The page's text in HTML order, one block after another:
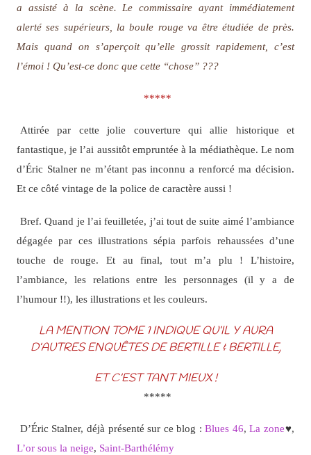
a assisté à la scène. Le commissaire ayant immédiatement
alerté ses supérieurs, la boule rouge va être étudiée de près.
Mais quand on s’aperçoit qu’elle grossit rapidement, c’est
l’émoi ! Qu’est-ce donc que cette “chose” ???
*****
Attirée par cette jolie couverture qui allie historique et
fantastique, je l’ai aussitôt empruntée à la médiathèque. Le nom
d’Éric Stalner ne m’étant pas inconnu a renforcé ma décision.
Et ce côté vintage de la police de caractère aussi !
Bref. Quand je l’ai feuilletée, j’ai tout de suite aimé l’ambiance
dégagée par ces illustrations sépia parfois rehaussées d’une
touche de rouge. Et au final, tout m’a plu ! L’histoire,
l’ambiance, les relations entre les personnages (il y a de
l’humour !!), les illustrations et les couleurs.
LA MENTION TOME 1 INDIQUE QU’IL Y AURA
D’AUTRES ENQUÊTES DE BERTILLE & BERTILLE,
ET C’EST TANT MIEUX !
*****
D’Éric Stalner, déjà présenté sur ce blog :Blues 46,La zone♥,
L’or sous la neige, Saint-Barthélémy